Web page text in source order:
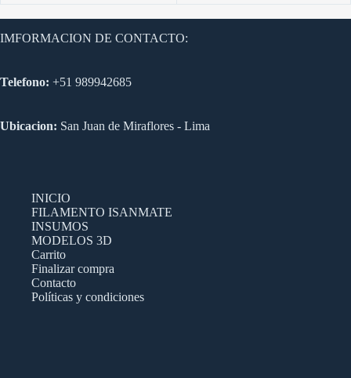
IMFORMACION DE CONTACTO:
Telefono: +51 989942685
Ubicacion: San Juan de Miraflores - Lima
INICIO
FILAMENTO ISANMATE
INSUMOS
MODELOS 3D
Carrito
Finalizar compra
Contacto
Políticas y condiciones